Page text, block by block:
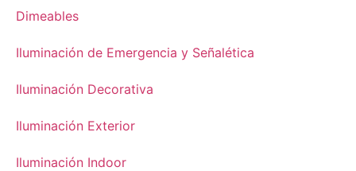
Dimeables
Iluminación de Emergencia y Señalética
Iluminación Decorativa
Iluminación Exterior
Iluminación Indoor